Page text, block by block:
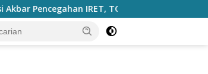
Perundungan, dan Bahaya Narkoba di